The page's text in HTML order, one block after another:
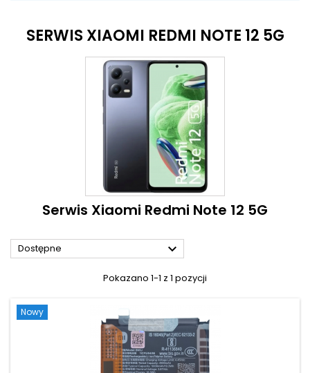
SERWIS XIAOMI REDMI NOTE 12 5G
Serwis Xiaomi Redmi Note 12 5G
Dostępne 
Pokazano 1-1 z 1 pozycji
Nowy